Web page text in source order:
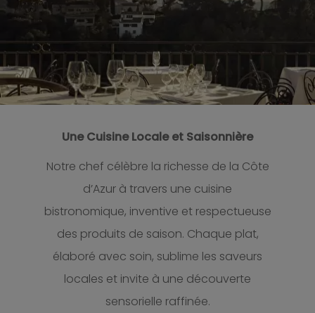
Une Cuisine Locale et Saisonnière
Notre chef célèbre la richesse de la Côte
d’Azur à travers une cuisine
bistronomique, inventive et respectueuse
des produits de saison. Chaque plat,
élaboré avec soin, sublime les saveurs
locales et invite à une découverte
sensorielle raffinée.